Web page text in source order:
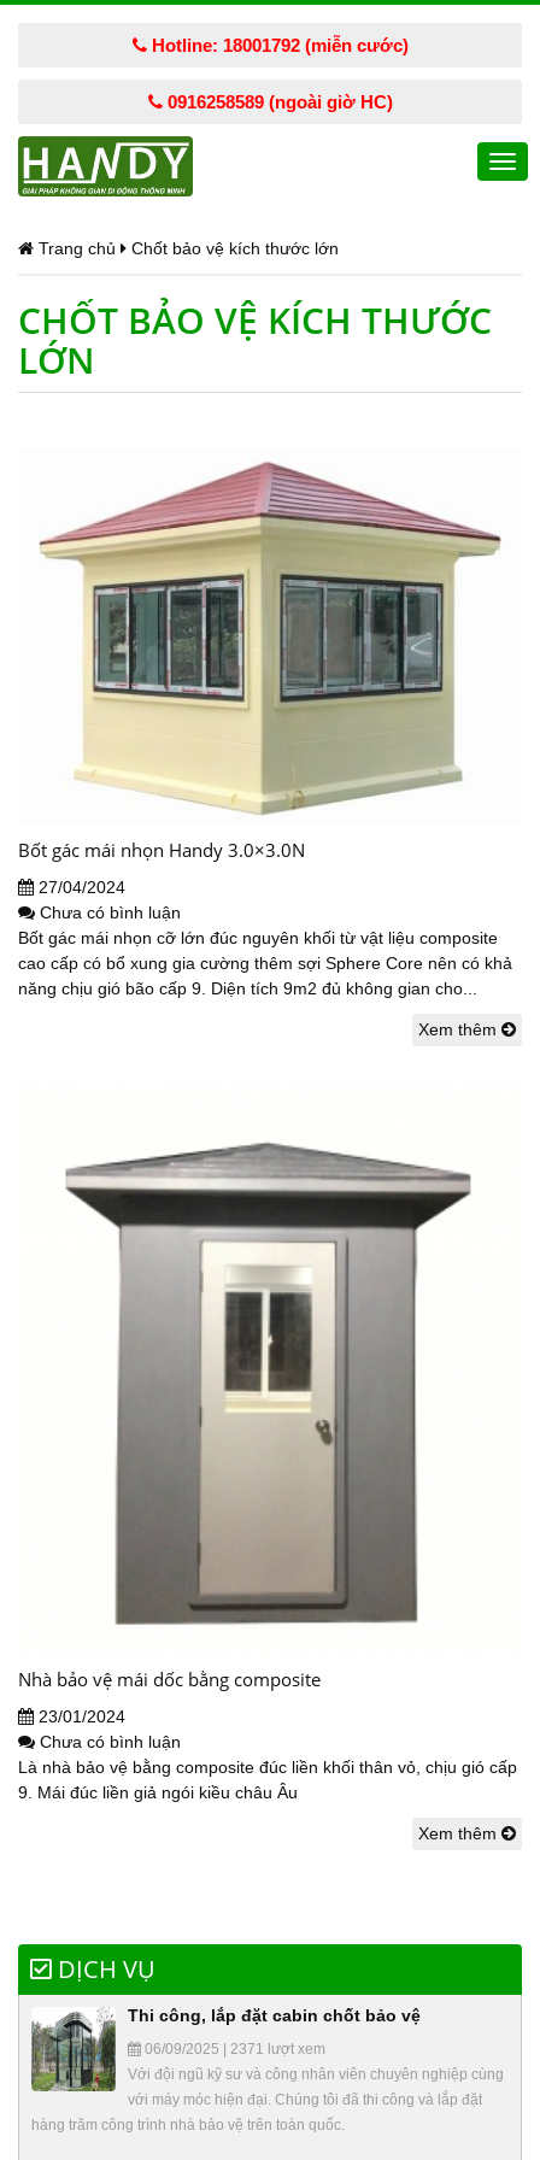
Hotline: 18001792 (miễn cước)
0916258589 (ngoài giờ HC)
Trang chủ Chốt bảo vệ kích thước lớn
CHỐT BẢO VỆ KÍCH THƯỚC
LỚN
Bốt gác mái nhọn Handy 3.0×3.0N
27/04/2024
Chưa có bình luận
Bốt gác mái nhọn cỡ lớn đúc nguyên khối từ vật liệu composite
cao cấp có bổ xung gia cường thêm sợi Sphere Core nên có khả
năng chịu gió bão cấp 9. Diện tích 9m2 đủ không gian cho...
Xem thêm
Nhà bảo vệ mái dốc bằng composite
23/01/2024
Chưa có bình luận
Là nhà bảo vệ bằng composite đúc liền khối thân vỏ, chịu gió cấp
9. Mái đúc liền giả ngói kiều châu Âu
Xem thêm
DỊCH VỤ
Thi công, lắp đặt cabin chốt bảo vệ
06/09/2025 | 2371 lượt xem
Với đội ngũ kỹ sư và công nhân viên chuyên nghiệp cùng
với máy móc hiện đại. Chúng tôi đã thi công và lắp đặt
hàng trăm công trình nhà bảo vệ trên toàn quốc.